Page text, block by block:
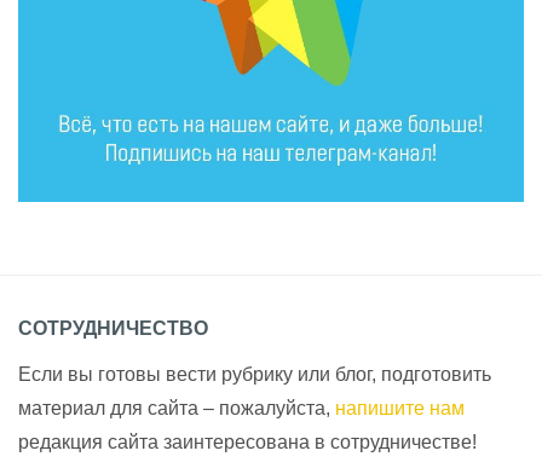
СОТРУДНИЧЕСТВО
Если вы готовы вести рубрику или блог, подготовить
материал для сайта – пожалуйста, напишите нам
редакция сайта заинтересована в сотрудничестве!